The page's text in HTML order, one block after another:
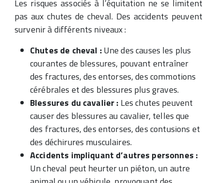
Les risques associés à l’équitation ne se limitent
pas aux chutes de cheval. Des accidents peuvent
survenir à différents niveaux :
Chutes de cheval :Une des causes les plus
courantes de blessures, pouvant entraîner
des fractures, des entorses, des commotions
cérébrales et des blessures plus graves.
Blessures du cavalier : Les chutes peuvent
causer des blessures au cavalier, telles que
des fractures, des entorses, des contusions et
des déchirures musculaires.
Accidents impliquant d’autres personnes :
Un cheval peut heurter un piéton, un autre